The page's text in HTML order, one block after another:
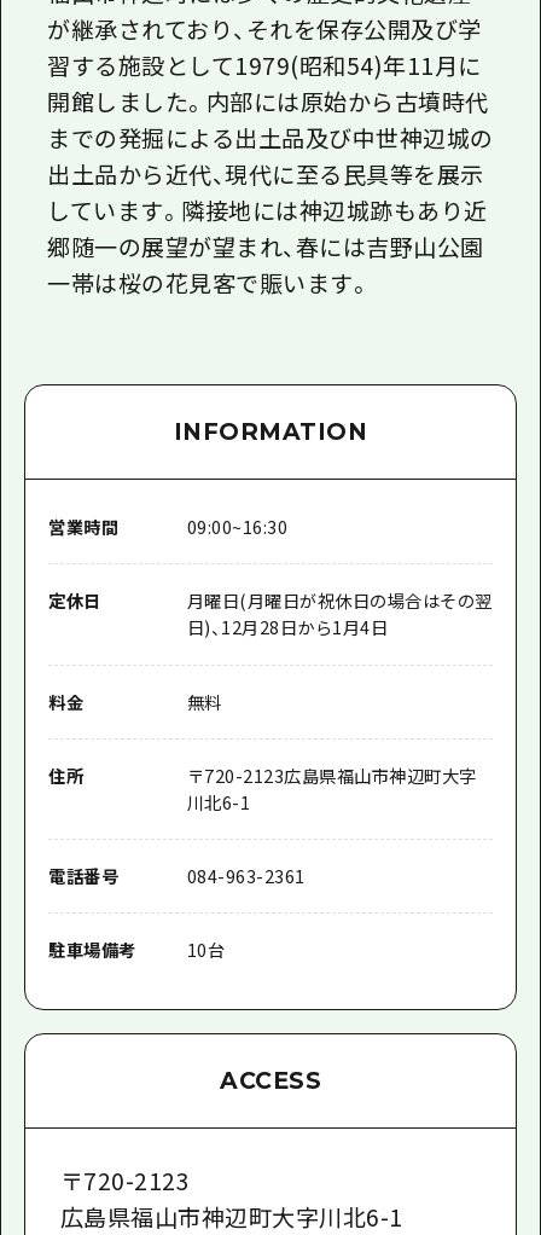
関連リンク
が継承されており、それを保存公開及び学
習する施設として1979(昭和54)年11月に
開館しました。内部には原始から古墳時代
までの発掘による出土品及び中世神辺城の
出土品から近代、現代に至る民具等を展示
しています。隣接地には神辺城跡もあり近
郷随一の展望が望まれ、春には吉野山公園
一帯は桜の花見客で賑います。
INFORMATION
営業時間 09:00~16:30
定休日
月曜日(月曜日が祝休日の場合はその翌
日)、12月28日から1月4日
料金 無料
住所 〒720-2123広島県福山市神辺町大字
川北6-1
電話番号 084-963-2361
駐車場備考 10台
ACCESS
〒720-2123
広島県福山市神辺町大字川北6-1